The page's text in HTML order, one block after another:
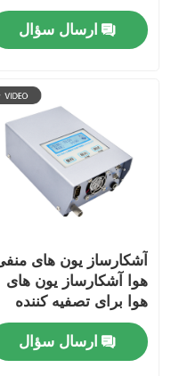
ارسال سؤال
آشکارساز یون های
هوا آشکارساز یون های
هوا برای تصفیه کننده
های هوا در جنگل
ارسال سؤال